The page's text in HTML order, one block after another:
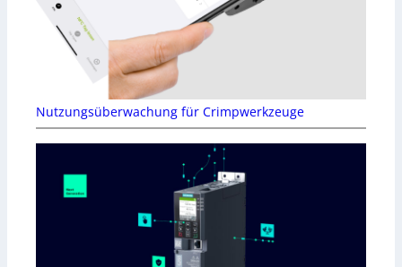
Nutzungsüberwachung für Crimpwerkzeuge